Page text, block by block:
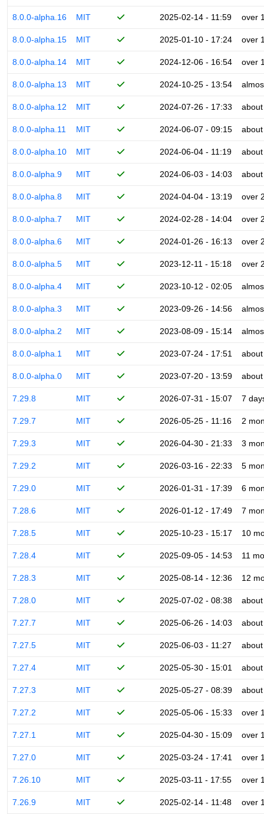
8.0.0-alpha.16 MIT 2025-02-14 - 11:59 over
8.0.0-alpha.15 MIT 2025-01-10 - 17:24 over
8.0.0-alpha.14 MIT 2024-12-06 - 16:54 over
8.0.0-alpha.13 MIT 2024-10-25 - 13:54
8.0.0-alpha.12 MIT 2024-07-26 - 17:33
8.0.0-alpha.11 MIT 2024-06-07 - 09:15
8.0.0-alpha.10 MIT 2024-06-04 - 11:19
8.0.0-alpha.9 MIT 2024-06-03 - 14:03
8.0.0-alpha.8 MIT 2024-04-04 - 13:19 over
8.0.0-alpha.7 MIT 2024-02-28 - 14:04 over
8.0.0-alpha.6 MIT 2024-01-26 - 16:13 over
8.0.0-alpha.5 MIT 2023-12-11 - 15:18 over
8.0.0-alpha.4 MIT 2023-10-12 - 02:05
8.0.0-alpha.3 MIT 2023-09-26 - 14:56
8.0.0-alpha.2 MIT 2023-08-09 - 15:14
8.0.0-alpha.1 MIT 2023-07-24 - 17:51
8.0.0-alpha.0 MIT 2023-07-20 - 13:59
7.29.8 MIT 2026-07-31 - 15:07 7
7.29.7 MIT 2026-05-25 - 11:16 2
7.29.3 MIT 2026-04-30 - 21:33 3
7.29.2 MIT 2026-03-16 - 22:33 5
7.29.0 MIT 2026-01-31 - 17:39 6
7.28.6 MIT 2026-01-12 - 17:49 7
7.28.5 MIT 2025-10-23 - 15:17 10
7.28.4 MIT 2025-09-05 - 14:53 11
7.28.3 MIT 2025-08-14 - 12:36 12
7.28.0 MIT 2025-07-02 - 08:38
7.27.7 MIT 2025-06-26 - 14:03
7.27.5 MIT 2025-06-03 - 11:27
7.27.4 MIT 2025-05-30 - 15:01
7.27.3 MIT 2025-05-27 - 08:39
7.27.2 MIT 2025-05-06 - 15:33 over
7.27.1 MIT 2025-04-30 - 15:09 over
7.27.0 MIT 2025-03-24 - 17:41 over
7.26.10 MIT 2025-03-11 - 17:55 over
7.26.9 MIT 2025-02-14 - 11:48 over